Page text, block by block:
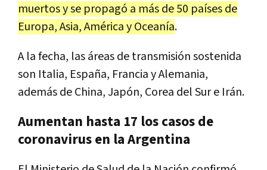
muertos y se propagó a más de 50 países de
Europa, Asia, América y Oceanía.
A la fecha, las áreas de transmisión sostenida
son Italia, España, Francia y Alemania,
además de China, Japón, Corea del Sur e Irán.
Aumentan hasta 17 los casos de
coronavirus en la Argentina